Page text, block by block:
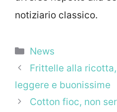
notiziario classico.
Categorie
News
Frittelle alla
leggere e buonissime
Cotton fioc, non